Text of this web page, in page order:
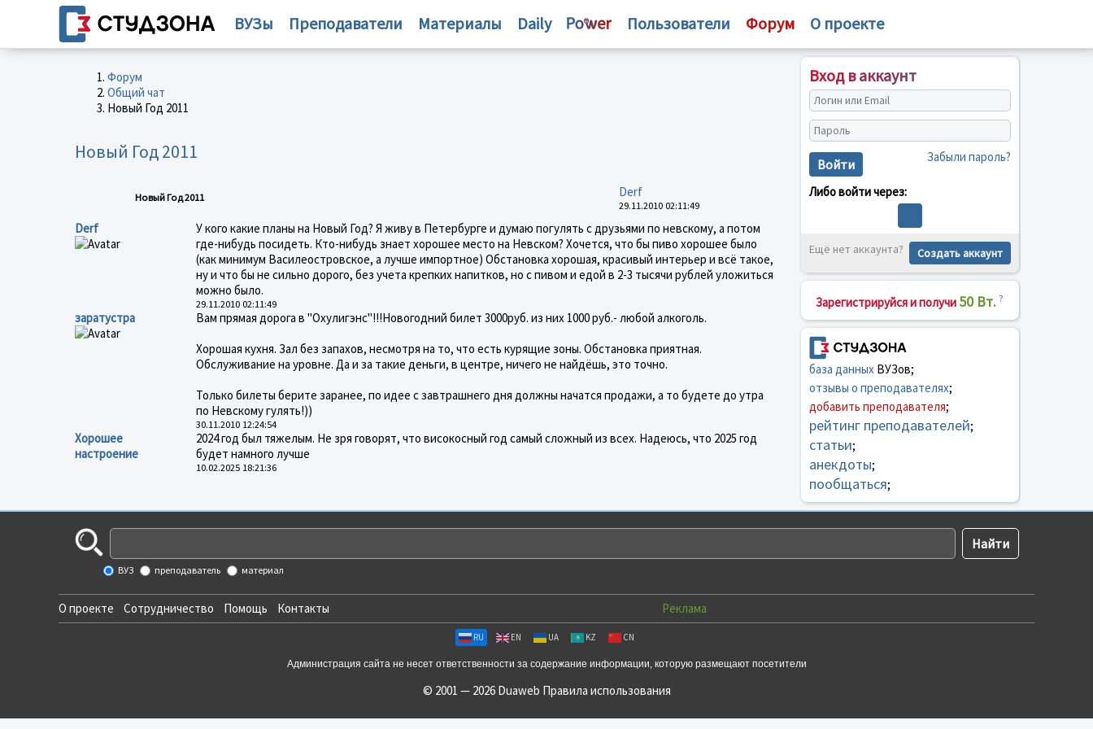
ВУЗы Преподаватели Материалы Daily Пользователи Форум О проекте
Форум
Общий чат
Новый Год 2011
Новый Год 2011
Новый Год 2011 Derf
29.11.2010 02:11:49
Derf
У кого какие планы на Новый Год? Я живу в Петербурге и думаю погулять с друзьями по невскому, а потом
где-нибудь посидеть. Кто-нибудь знает хорошее место на Невском? Хочется, что бы пиво хорошее было
(как минимум Василеостровское, а лучше импортное) Обстановка хорошая, красивый интерьер и всё такое,
ну и что бы не сильно дорого, без учета крепких напитков, но с пивом и едой в 2-3 тысячи рублей уложиться
можно было.
29.11.2010 02:11:49
заратустра
Вам прямая дорога в "Охулигэнс"!!!Новогодний билет 3000руб. из них 1000 руб.- любой алкоголь.
Хорошая кухня. Зал без запахов, несмотря на то, что есть курящие зоны. Обстановка приятная.
Обслуживание на уровне. Да и за такие деньги, в центре, ничего не найдёшь, это точно.
Только билеты берите заранее, по идее с завтрашнего дня должны начатся продажи, а то будете до утра
по Невскому гулять!))
30.11.2010 12:24:54
Хорошее
настроение
2024 год был тяжелым. Не зря говорят, что високосный год самый сложный из всех. Надеюсь, что 2025 год
будет намного лучше
10.02.2025 18:21:36
Вход в аккаунт
Войти Забыли пароль?
Либо войти через:
Ещё нет аккаунта? Создать аккаунт
Зарегистрируйся и получи 50 Вт. ?
база данныхВУЗов;
отзывы о преподавателях;
добавить преподавателя;
рейтинг преподавателей;
статьи;
анекдоты;
пообщаться;
ВУЗ преподаватель материал
О проекте Сотрудничество Помощь Контакты Реклама
RU EN UA KZ CN
Администрация сайта не несет ответственности за содержание информации, которую размещают посетители
© 2001 — 2026 Duaweb Правила использования